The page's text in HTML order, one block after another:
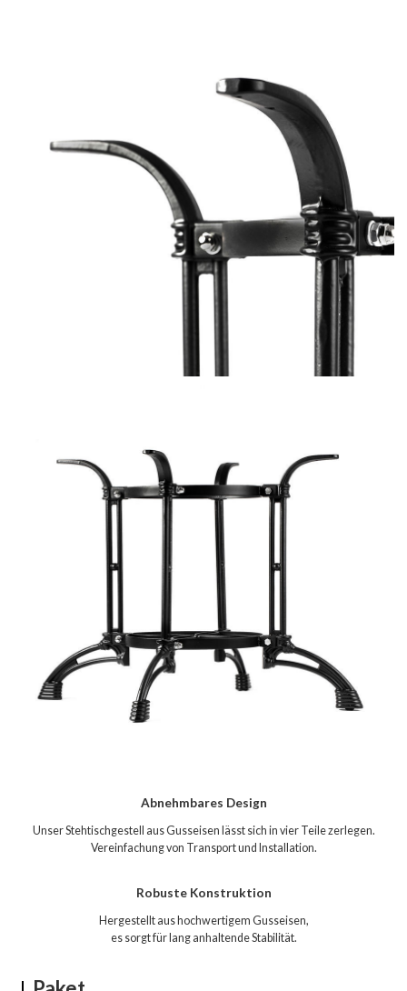
Abnehmbares Design
Unser Stehtischgestell aus Gusseisen lässt sich in vier Teile zerlegen.
Vereinfachung von Transport und Installation.
Robuste Konstruktion
Hergestellt aus hochwertigem Gusseisen,
es sorgt für lang anhaltende Stabilität.